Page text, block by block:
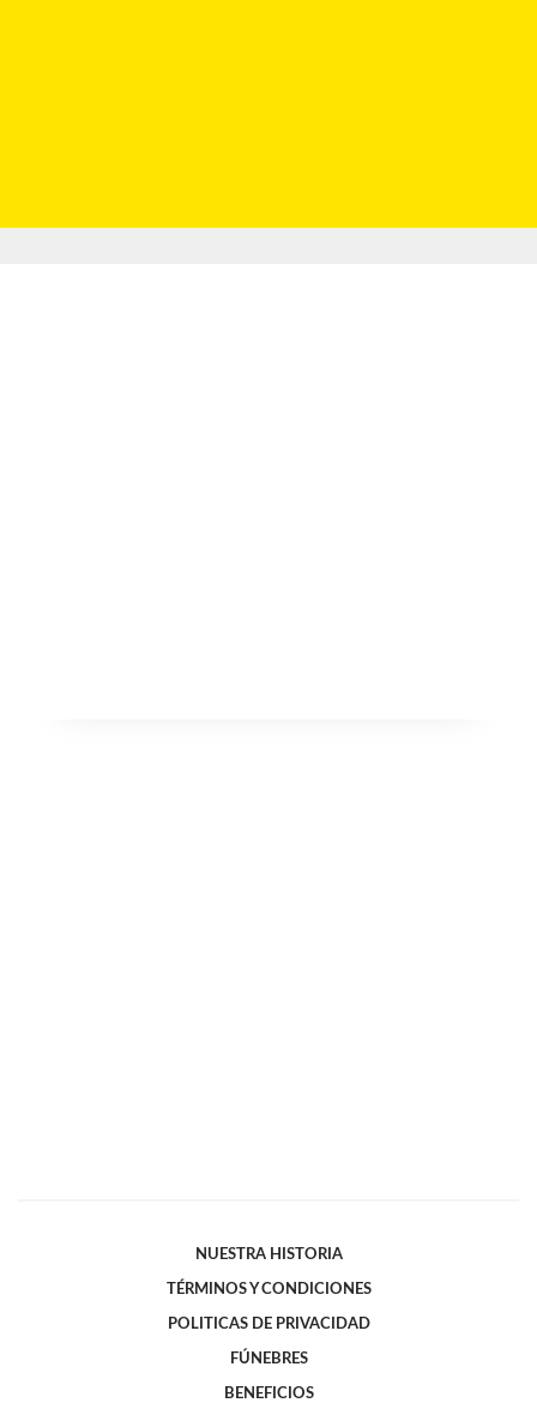
NUESTRA HISTORIA
TÉRMINOS Y CONDICIONES
POLITICAS DE PRIVACIDAD
FÚNEBRES
BENEFICIOS